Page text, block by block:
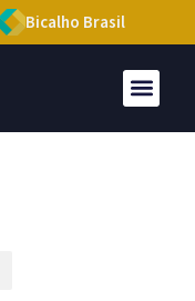
Bicalho Brasil